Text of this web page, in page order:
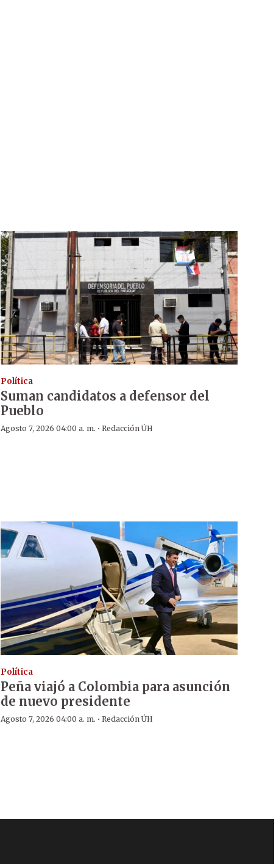
Política
Suman candidatos a defensor del
Pueblo
Agosto 7, 2026 04:00 a. m. · Redacción ÚH
Política
Peña viajó a Colombia para asunción
de nuevo presidente
Agosto 7, 2026 04:00 a. m. · Redacción ÚH